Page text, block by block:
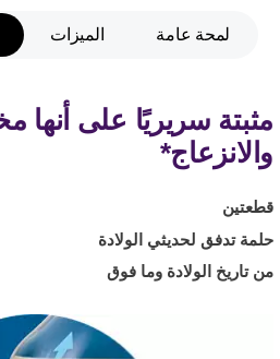
لمحة عامة الميزات
مثبتة سريريًا على أنها
والانزعاج*
قطعتين
حلمة تدفق لحديثي الولادة
من تاريخ الولادة وما فوق